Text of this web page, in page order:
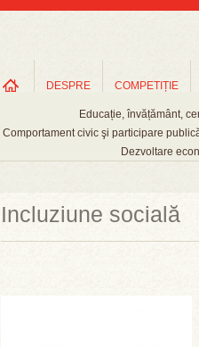
DESPRE COMPETIȚIE
Educație, învățământ,
Comportament civic şi participare
Dezvoltare
Incluziune socială